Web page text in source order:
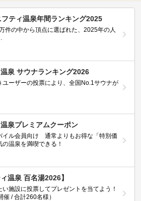
ティ温泉年間ランキング2025
件の中から頂点に選ばれた、2025年の人
泉 サウナランキング2026
ユーザーの投票により、全国No.1サウナが
泉プレミアムクーポン
イル会員向け 通常よりもお得な「特別価
の温泉を満喫できる！
ィ温泉 百名湯2026】
い施設に投票してプレゼントを当てよう！
催 / 合計260名様）